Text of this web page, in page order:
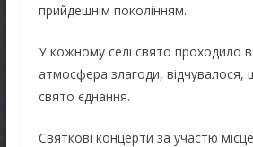
прийдешнім поколінням.
У кожному селі свято проходило
атмосфера злагоди,
свято єднання.
Святкові концерти за участю